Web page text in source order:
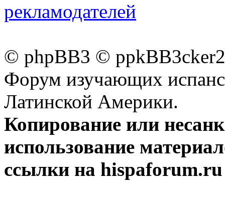
рекламодателей
© phpBB3 ©
Форум изучающих
Латинской Америки.
Копирование или
использование
ссылки на hispaforum.ru